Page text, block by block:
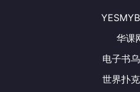
华课
电子书
世界扑